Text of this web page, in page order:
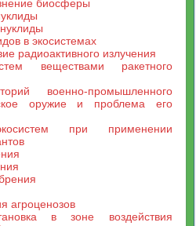
биосферы
в экосистемах
радиоактивного излучения
веществами ракетного
военно-промышленного
оружие и проблема его
при применении
агроценозов
в зоне воздействия